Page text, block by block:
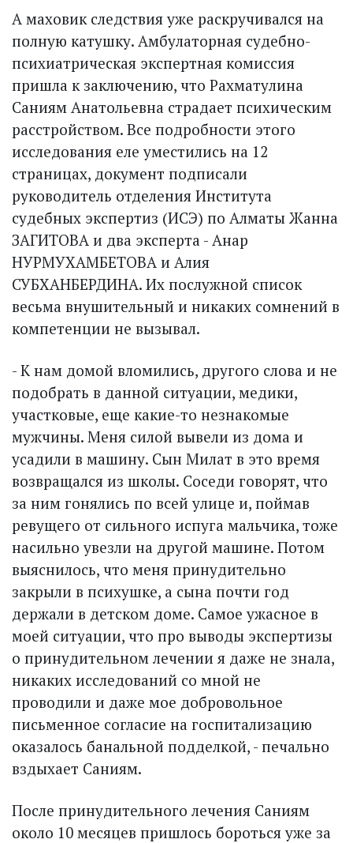
А маховик следствия уже раскручивался на
полную катушку. Амбулаторная судебно-
психиатрическая экс­пертная комиссия
пришла к заключению, что Рахматулина
Саниям Анатольевна страдает психическим
расстройством. Все подробности этого
исследования еле уместились на 12
страницах, документ подписали
руководитель отделения Института
судебных экспертиз (ИСЭ) по Алматы Жанна
ЗАГИТОВА и два эксперта - Анар
НУРМУХАМБЕТОВА и Алия
СУБХАНБЕРДИНА. Их послужной список
весьма внушительный и никаких сомнений в
компетенции не вызывал.
- К нам домой вломились, другого слова и не
подобрать в данной ситуации, медики,
участковые, еще какие-то незнакомые
мужчины. Меня силой вывели из дома и
усадили в машину. Сын Милат в это время
возвращался из школы. Соседи говорят, что
за ним гонялись по всей улице и, поймав
ревущего от сильного испуга мальчика, тоже
насильно увезли на другой машине. Потом
выяснилось, что меня принудительно
закрыли в психушке, а сына почти год
держали в детском доме. Самое ужасное в
моей ситуации, что про выводы экспертизы
о принудительном лечении я даже не знала,
никаких исследований со мной не
проводили и даже мое добровольное
письменное согласие на госпитализацию
оказалось банальной подделкой, - печально
вздыхает Саниям.
После принудительного лечения Саниям
около 10 месяцев пришлось бороться уже за